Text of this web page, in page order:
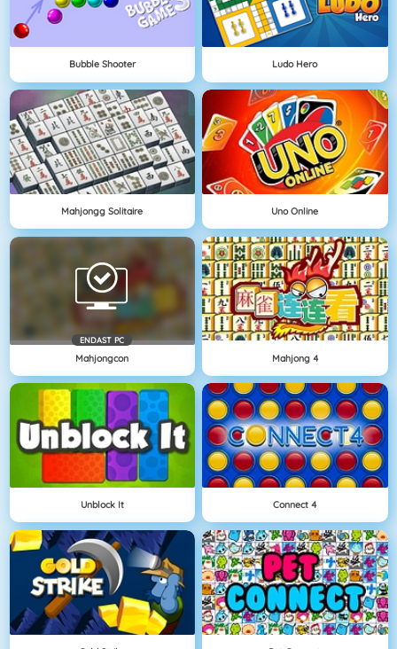
Bubble Shooter Ludo Hero
Mahjongg Solitaire Uno Online
ENDAST PC
Mahjongcon Mahjong 4
Unblock It Connect 4